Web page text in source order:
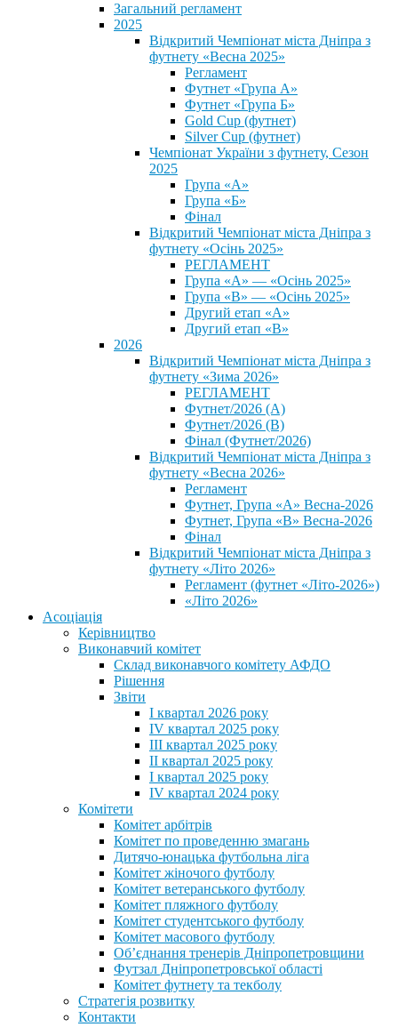
Загальний регламент
2025
Відкритий Чемпіонат міста Дніпра з
футнету «Весна 2025»
Регламент
Футнет «Група А»
Футнет «Група Б»
Gold Cup (футнет)
Silver Cup (футнет)
Чемпіонат України з футнету, Сезон
2025
Група «А»
Група «Б»
Фінал
Відкритий Чемпіонат міста Дніпра з
футнету «Осінь 2025»
РЕГЛАМЕНТ
Група «А» — «Осінь 2025»
Група «В» — «Осінь 2025»
Другий етап «А»
Другий етап «В»
2026
Відкритий Чемпіонат міста Дніпра з
футнету «Зима 2026»
РЕГЛАМЕНТ
Футнет/2026 (А)
Футнет/2026 (В)
Фінал (Футнет/2026)
Відкритий Чемпіонат міста Дніпра з
футнету «Весна 2026»
Регламент
Футнет, Група «А» Весна-2026
Футнет, Група «В» Весна-2026
Фінал
Відкритий Чемпіонат міста Дніпра з
футнету «Літо 2026»
Регламент (футнет «Літо-2026»)
«Літо 2026»
Асоціація
Керівництво
Виконавчий комітет
Склад виконавчого комітету АФДО
Рішення
Звіти
I квартал 2026 року
IV квартал 2025 року
III квартал 2025 року
II квартал 2025 року
I квартал 2025 року
IV квартал 2024 року
Комітети
Комітет арбітрів
Комітет по проведенню змагань
Дитячо-юнацька футбольна ліга
Комітет жіночого футболу
Комітет ветеранського футболу
Комітет пляжного футболу
Комітет студентського футболу
Комітет масового футболу
Обʼєднання тренерів Дніпропетровщини
Футзал Дніпропетровської області
Комітет футнету та текболу
Стратегія розвитку
Контакти